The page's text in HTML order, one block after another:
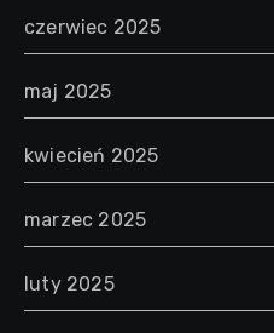
czerwiec 2025
maj 2025
kwiecień 2025
marzec 2025
luty 2025